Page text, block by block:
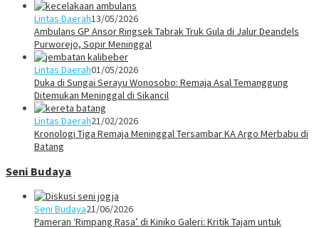
Lintas Daerah13/05/2026
Ambulans GP Ansor Ringsek Tabrak Truk Gula di Jalur Deandels
Purworejo, Sopir Meninggal
Lintas Daerah01/05/2026
Duka di Sungai Serayu Wonosobo: Remaja Asal Temanggung
Ditemukan Meninggal di Sikancil
Lintas Daerah21/02/2026
Kronologi Tiga Remaja Meninggal Tersambar KA Argo Merbabu di
Batang
Seni Budaya
Seni Budaya21/06/2026
Pameran ‘Rimpang Rasa’ di Kiniko Galeri: Kritik Tajam untuk